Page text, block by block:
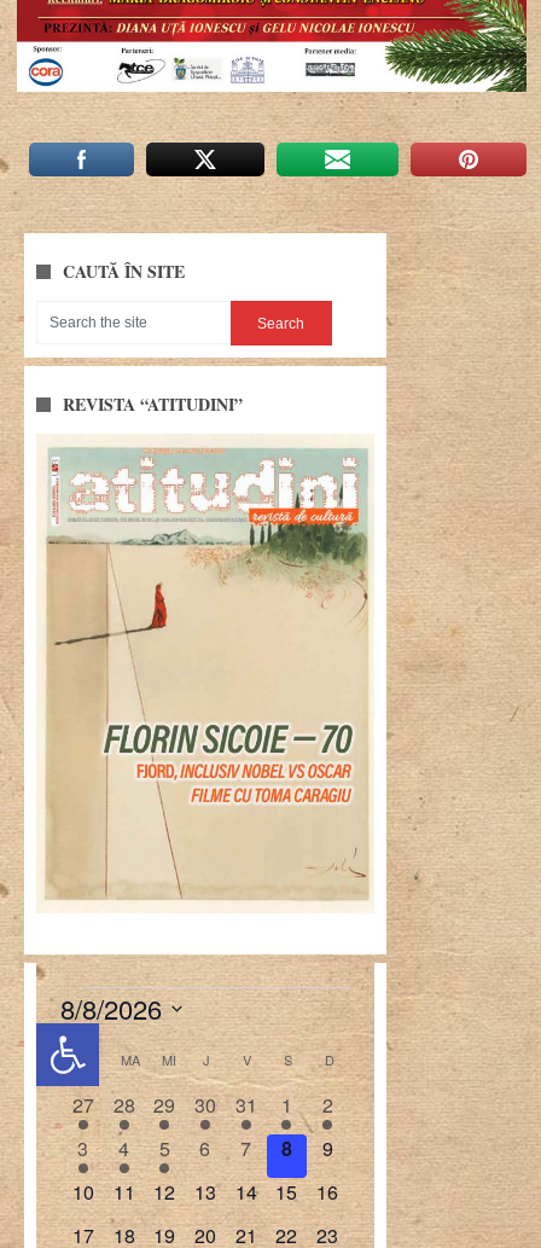
CAUTĂ ÎN SITE
REVISTA “ATITUDINI”